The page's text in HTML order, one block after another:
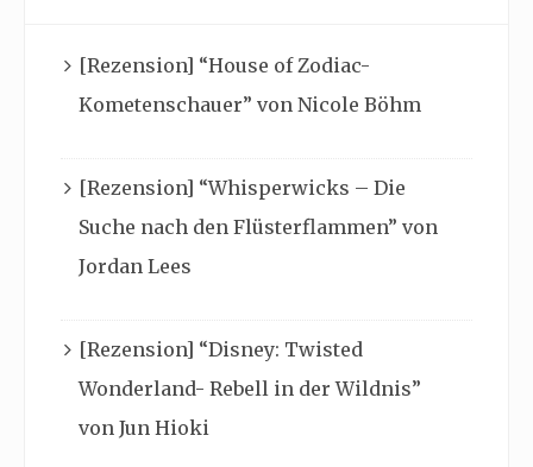
[Rezension] “House of Zodiac-
Kometenschauer” von Nicole Böhm
[Rezension] “Whisperwicks – Die
Suche nach den Flüsterflammen” von
Jordan Lees
[Rezension] “Disney: Twisted
Wonderland- Rebell in der Wildnis”
von Jun Hioki